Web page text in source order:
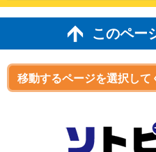
このペー